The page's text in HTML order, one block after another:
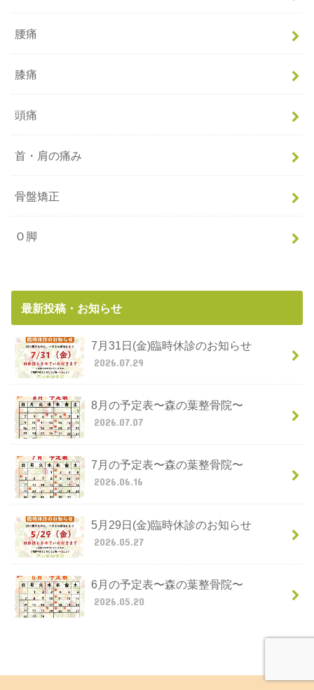
腰痛
膝痛
頭痛
首・肩の痛み
骨盤矯正
Ｏ脚
最新投稿・お知らせ
7月31日(金)臨時休診のお知らせ
2026.07.29
8月の予定表〜森の葉整骨院〜
2026.07.07
7月の予定表〜森の葉整骨院〜
2026.06.16
5月29日(金)臨時休診のお知らせ
2026.05.27
6月の予定表〜森の葉整骨院〜
2026.05.20